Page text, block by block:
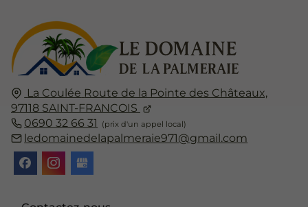
La Coulée Route de la Pointe des Châteaux,
97118 SAINT-FRANCOIS
0690 32 66 31
ledomainedelapalmeraie971@gmail.com